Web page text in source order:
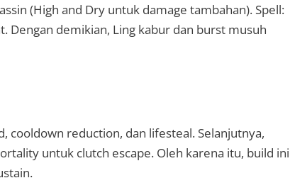
(High and Dry untuk damage tambahan). Spell:
Dengan demikian, Ling kabur dan burst musuh
cooldown reduction, dan lifesteal. Selanjutnya,
untuk clutch escape. Oleh karena itu, build ini